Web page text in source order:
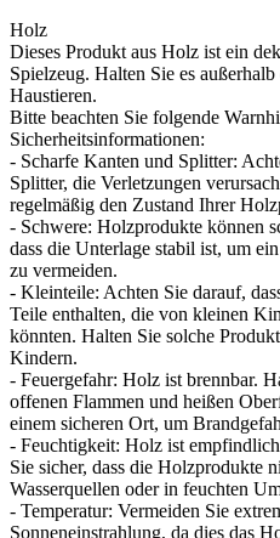
Holz
Dieses Produkt aus Holz ist ein
Spielzeug. Halten Sie es
Haustieren.
Bitte beachten Sie folgende
Sicherheitsinformationen:
- Scharfe Kanten und Splitter:
Splitter, die Verletzungen
regelmäßig den Zustand Ihrer
- Schwere: Holzprodukte können
dass die Unterlage stabil ist, um
zu vermeiden.
- Kleinteile: Achten Sie darauf,
Teile enthalten, die von kleinen
könnten. Halten Sie solche
Kindern.
- Feuergefahr: Holz ist brennbar.
offenen Flammen und heißen
einem sicheren Ort, um
- Feuchtigkeit: Holz ist
Sie sicher, dass die Holzprodukte
Wasserquellen oder in feuchten
- Temperatur: Vermeiden Sie
Sonneneinstrahlung, da dies das